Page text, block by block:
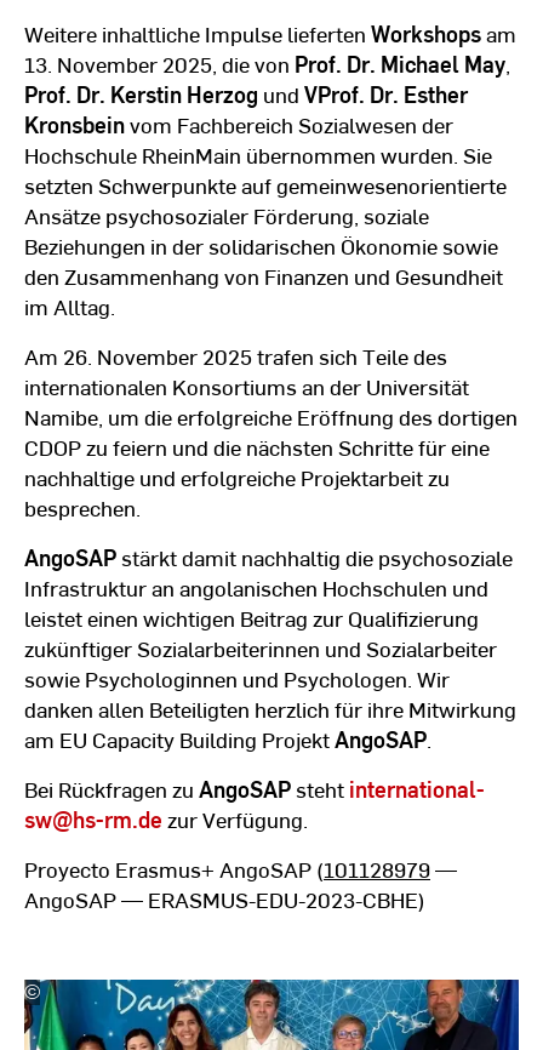
Weitere inhaltliche Impulse lieferten Workshopsam
13. November 2025, die von Prof. Dr. Michael May,
Prof. Dr. Kerstin Herzog und VProf. Dr. Esther
Kronsbeinvom Fachbereich Sozialwesen der
Hochschule RheinMain übernommen wurden. Sie
setzten Schwerpunkte auf gemeinwesenorientierte
Ansätze psychosozialer Förderung, soziale
Beziehungen in der solidarischen Ökonomie sowie
den Zusammenhang von Finanzen und Gesundheit
im Alltag.
Am 26. November 2025 trafen sich Teile des
internationalen Konsortiums an der Universität
Namibe, um die erfolgreiche Eröffnung des dortigen
CDOP zu feiern und die nächsten Schritte für eine
nachhaltige und erfolgreiche Projektarbeit zu
besprechen.
AngoSAPstärkt damit nachhaltig die psychosoziale
Infrastruktur an angolanischen Hochschulen und
leistet einen wichtigen Beitrag zur Qualifizierung
zukünftiger Sozialarbeiterinnen und Sozialarbeiter
sowie Psychologinnen und Psychologen. Wir
danken allen Beteiligten herzlich für ihre Mitwirkung
am EU Capacity Building ProjektAngoSAP.
Bei Rückfragen zu AngoSAPsteht international-
sw@hs-rm.de zur Verfügung.
Proyecto Erasmus+ AngoSAP (101128979—
AngoSAP — ERASMUS-EDU-2023-CBHE)
©
Team
International